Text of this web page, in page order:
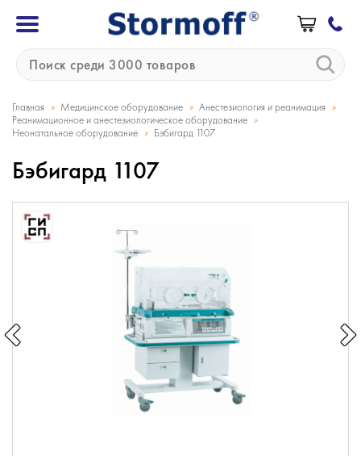
Главная » Медицинское оборудование » Анестезиология и реанимация »
Реанимационное и анестезиологическое оборудование »
Неонатальное оборудование » Бэбигард 1107
Бэбигард 1107